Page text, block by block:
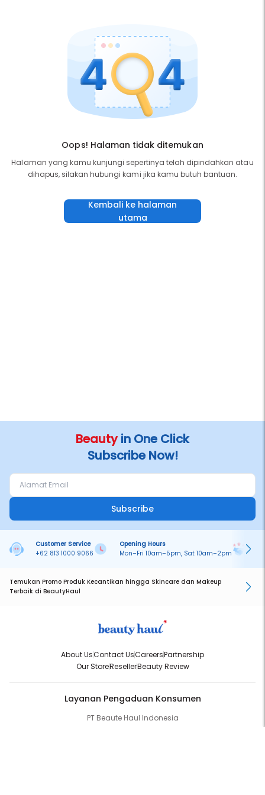
Oops! Halaman tidak ditemukan
Halaman yang kamu kunjungi sepertinya telah dipindahkan atau
dihapus, silakan hubungi kami jika kamu butuh bantuan.
Kembali ke halaman
utama
Beautyin One Click
Subscribe Now!
Subscribe
Customer Service
+62 813 1000 9066
Opening Hours
Mon–Fri 10am–5pm, Sat 10am–2pm
Temukan Promo Produk Kecantikan hingga Skincare dan Makeup
Terbaik di BeautyHaul
About UsContact UsCareersPartnership
Our StoreResellerBeauty Review
Layanan Pengaduan Konsumen
PT Beaute Haul Indonesia